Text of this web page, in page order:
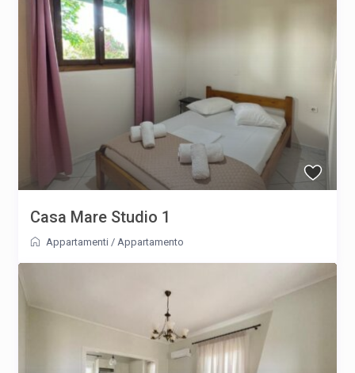
Casa Mare Studio 1
Appartamenti /Appartamento